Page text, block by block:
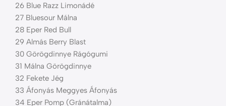
26 ​​Blue Razz Limonádé
27 Bluesour Málna
28 Eper Red Bull
29 Almás Berry Blast
30 Görögdinnye Rágógumi
31 Málna Görögdinnye
32 Fekete Jég
33 Áfonyás Meggyes Áfonyás
34 Eper Pomp (Gránátalma)